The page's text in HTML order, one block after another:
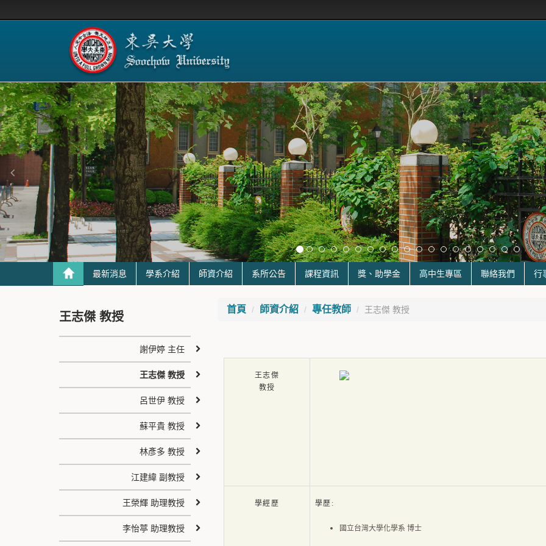
最新消息 學系介紹 師資介紹 系所公告 課程資訊 獎、助學金 高中生專區 聯絡我們 行
首頁 師資介紹 專任教師 王志傑 教授
王志傑
教授
學經歷 學歷:
國立台灣大學化學系 博士
王志傑 教授
謝伊婷 主任
王志傑 教授
呂世伊 教授
蘇平貴 教授
林彥多 教授
江建緯 副教授
王榮輝 助理教授
李怡葶 助理教授